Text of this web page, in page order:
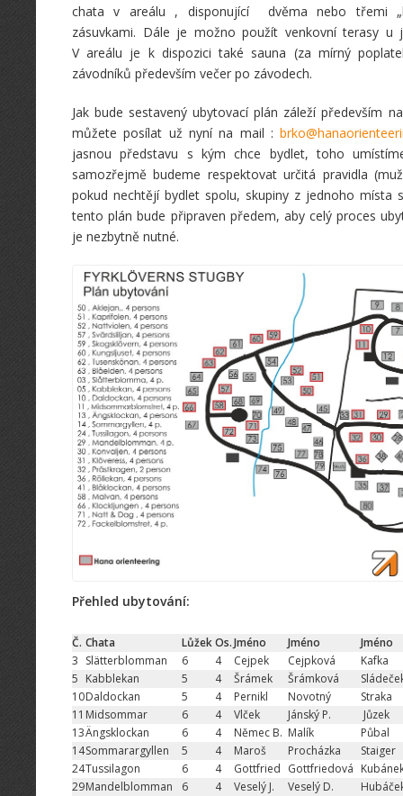
chata v areálu , disponující dvěma nebo třemi
zásuvkami. Dále je možno použít venkovní terasy u
V areálu je k dispozici také sauna (za mírný
závodníků především večer po závodech.
Jak bude sestavený ubytovací plán záleží především
můžete posílat už nyní na mail :
jasnou představu s kým chce bydlet, toho
samozřejmě budeme respektovat určitá pravidla
pokud nechtějí bydlet spolu, skupiny z jednoho místa
tento plán bude připraven předem, aby celý proces
je nezbytně nutné.
Přehled ubytování:
Č. Chata LůžekOs.Jméno Jméno
Jméno
3 Slätterblomman 6 4 Cejpek Cejpková
Kafka
5 Kabblekan 5 4 Šrámek Šrámková
10Daldockan 5 4 Pernikl Novotný
Straka
11 Midsommar 6 4 Vlček Jánský P.
Jůzek
13Ängsklockan 6 4 Němec B. Malík
Půbal
14Sommarargyllen 5 4 Maroš Procházka
Staiger
24Tussilagon 6 4 Gottfried Gottfriedová
29Mandelblomman 6 4 Veselý J. Veselý D.